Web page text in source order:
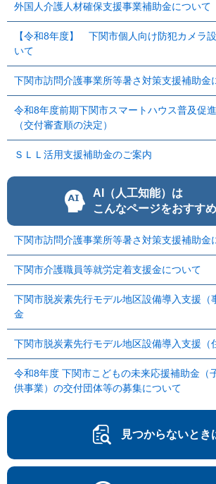
外国人介護人材確保支援事業補助金について
【令和8年度】 下関市個人向け防犯カメラ
いて
下関市訪問介護事業所等暑さ対策支援補助金
令和8年度前期下関市スマートハウス普及促
（交付審査順の決定）
ＳＬＬ活用支援補助金のご案内
AI（人工知能）は
こんなページをおすす
下関市訪問介護事業所等暑さ対策支援補助金
下関市介護職員等就労定着支援金について
下関市脱炭素先行モデル地区設備導入支援（
金
下関市脱炭素先行モデル地区設備導入支援（
令和8年度 下関市こどもの未来応援補助金（
供事業）の交付団体等の募集について
見つからないとき